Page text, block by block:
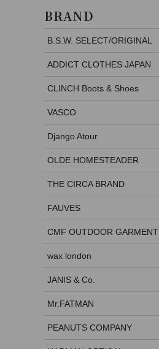
BRAND
B.S.W. SELECT/ORIGINAL
ADDICT CLOTHES JAPAN
CLINCH Boots & Shoes
VASCO
Django Atour
OLDE HOMESTEADER
THE CIRCA BRAND
FAUVES
CMF OUTDOOR GARMENT
wax london
JANIS & Co.
Mr.FATMAN
PEANUTS COMPANY